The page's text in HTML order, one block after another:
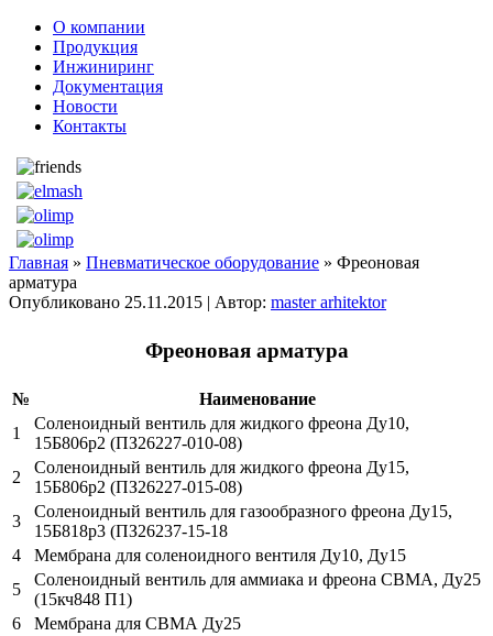
О компании
Продукция
Инжиниринг
Документация
Новости
Контакты
Главная » Пневматическое оборудование » Фреоновая
арматура
Опубликовано 25.11.2015 | Автор: master arhitektor
Фреоновая арматура
№
Наименование
1
Соленоидный вентиль для жидкого фреона Ду10,
15Б806р2 (ПЗ26227-010-08)
2
Соленоидный вентиль для жидкого фреона Дy15,
15Б806р2 (ПЗ26227-015-08)
3
Соленоидный вентиль для газообразного фреона Дy15,
15Б818р3 (ПЗ26237-15-18
4
Мембрана для соленоидного вентиля Ду10, Ду15
5
Соленоидный вентиль для аммиака и фреона СВМА, Ду25
(15кч848 П1)
6
Мембрана для СВМА Ду25